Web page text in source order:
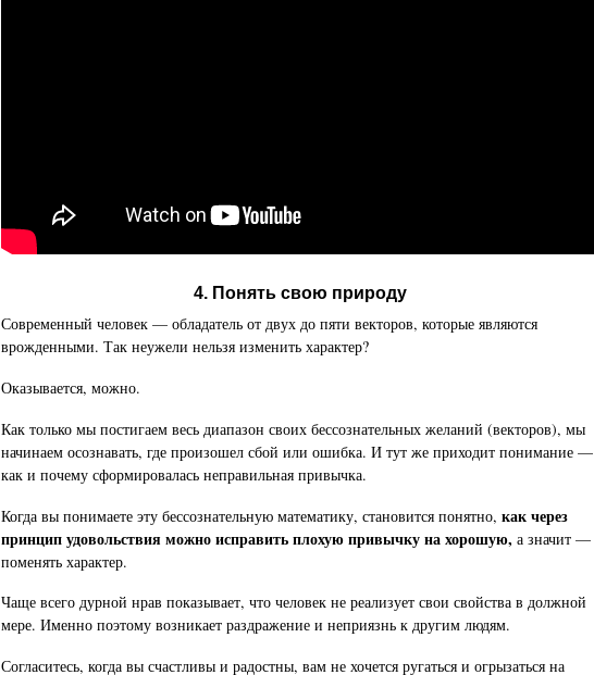
4. Понять свою природу
Современный человек — обладатель от двух до пяти векторов, которые являются
врожденными. Так неужели нельзя изменить характер?
Оказывается, можно.
Как только мы постигаем весь диапазон своих бессознательных желаний (векторов), мы
начинаем осознавать, где произошел сбой или ошибка. И тут же приходит понимание —
как и почему сформировалась неправильная привычка.
Когда вы понимаете эту бессознательную математику, становится понятно, как через
принцип удовольствия можно исправить плохую привычку на хорошую, а значит —
поменять характер.
Чаще всего дурной нрав показывает, что человек не реализует свои свойства в должной
мере. Именно поэтому возникает раздражение и неприязнь к другим людям.
Согласитесь, когда вы счастливы и радостны, вам не хочется ругаться и огрызаться на